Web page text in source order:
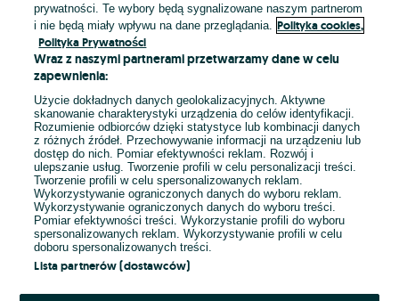
Kontynuuj przez konto Google
LUB
E-mail
Hasło
prywatności. Te wybory będą sygnalizowane naszym partnerom
i nie będą miały wpływu na dane przeglądania.
Polityka cookies,
Polityka Prywatności
Wraz z naszymi partnerami przetwarzamy dane w celu
zapewnienia:
Użycie dokładnych danych geolokalizacyjnych. Aktywne
skanowanie charakterystyki urządzenia do celów identyfikacji.
Rozumienie odbiorców dzięki statystyce lub kombinacji danych
z różnych źródeł. Przechowywanie informacji na urządzeniu lub
dostęp do nich. Pomiar efektywności reklam. Rozwój i
ulepszanie usług. Tworzenie profili w celu personalizacji treści.
Tworzenie profili w celu spersonalizowanych reklam.
Wykorzystywanie ograniczonych danych do wyboru reklam.
Wykorzystywanie ograniczonych danych do wyboru treści.
Pomiar efektywności treści. Wykorzystanie profili do wyboru
spersonalizowanych reklam. Wykorzystywanie profili w celu
doboru spersonalizowanych treści.
Lista partnerów (dostawców)